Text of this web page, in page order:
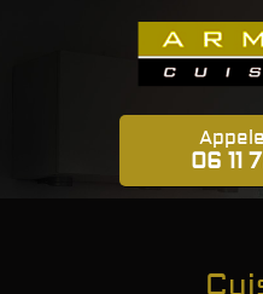
06 11